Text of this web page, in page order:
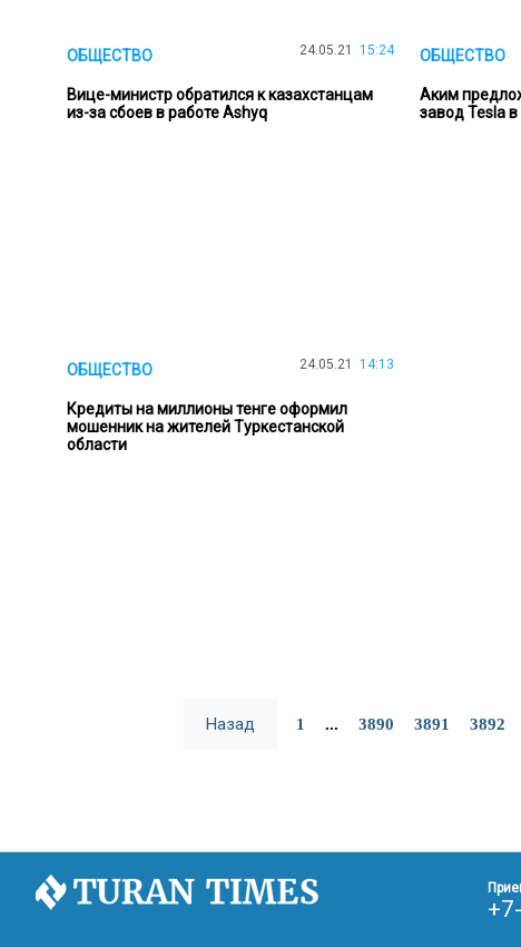
ОБЩЕСТВО 24.05.21 15:24
Вице-министр обратился к казахстанцам
из-за сбоев в работе Ashyq
ОБЩЕСТВО
Аким
завод Tesla
ОБЩЕСТВО 24.05.21 14:13
Кредиты на миллионы тенге оформил
мошенник на жителей Туркестанской
области
Назад 1 ... 3890 3891 3892